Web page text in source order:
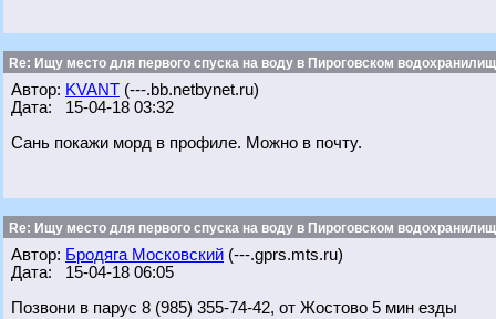
Re: Ищу место для первого спуска на воду в Пироговском
Автор: KVANT (---.bb.netbynet.ru)
Дата: 15-04-18 03:32
Сань покажи морд в профиле. Можно в почту.
Re: Ищу место для первого спуска на воду в Пироговском
Автор: Бродяга Московский (---.gprs.mts.ru)
Дата: 15-04-18 06:05
Позвони в парус 8 (985) 355-74-42, от Жостово 5 мин езды